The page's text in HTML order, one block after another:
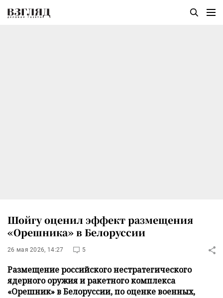
Шойгу оценил эффект размещения
«Орешника» в Белоруссии
26 мая 2026, 14:27 5
Размещение российского нестратегического
ядерного оружия и ракетного комплекса
«Орешник» в Белоруссии, по оценке военных,